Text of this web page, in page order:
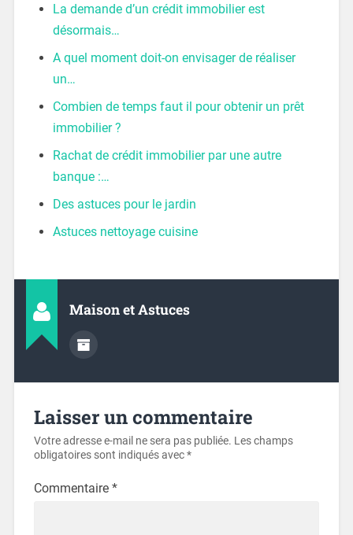
La demande d’un crédit immobilier est
désormais…
A quel moment doit-on envisager de réaliser
un…
Combien de temps faut il pour obtenir un prêt
immobilier ?
Rachat de crédit immobilier par une autre
banque :…
Des astuces pour le jardin
Astuces nettoyage cuisine
Maison et Astuces
Laisser un commentaire
Votre adresse e-mail ne sera pas publiée. Les champs
obligatoires sont indiqués avec*
Commentaire *